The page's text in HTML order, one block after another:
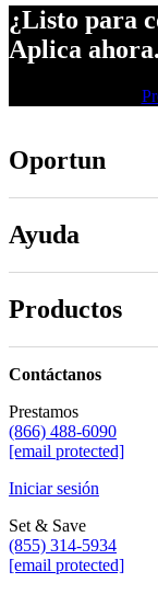
¿Listo para
Aplica ahora.
Oportun
Ayuda
Productos
Contáctanos
Prestamos
(866) 488-6090
[email protected]
Iniciar sesión
Set & Save
(855) 314-5934
[email protected]